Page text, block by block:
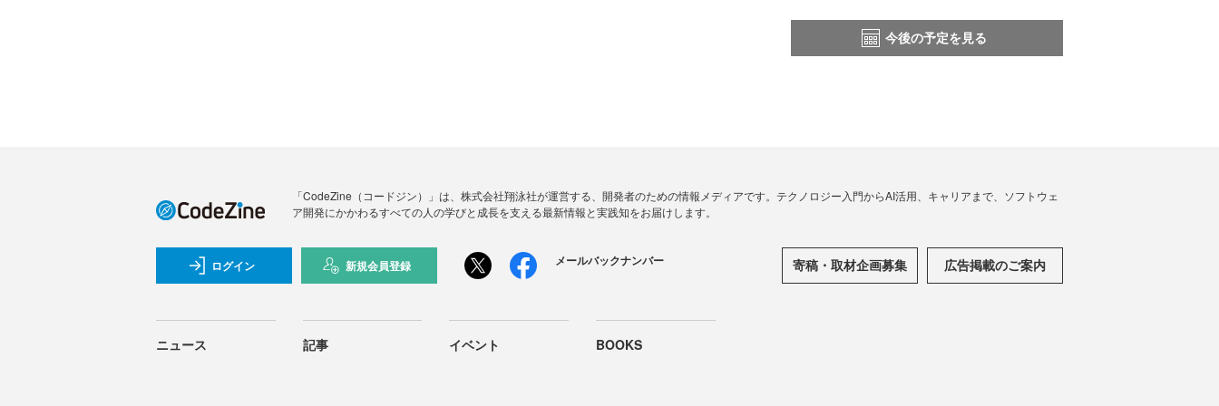
今後の予定を見る
「CodeZine（コードジン）」は、株式会社翔泳社が運営する、開発者のための情報メディアです。テクノロジー入門からAI活用、キャリアまで、ソフトウェ
ア開発にかかわるすべての人の学びと成長を支える最新情報と実践知をお届けします。
ログイン 新規会員登録 メールバックナンバー 寄稿・取材企画募集 広告掲載のご案内
ニュース 記事 イベント BOOKS